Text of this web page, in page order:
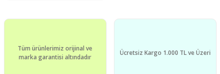
Tüm ürünlerimiz orijinal ve
marka garantisi altındadır
Ücretsiz Kargo 1.000 TL ve Üzeri